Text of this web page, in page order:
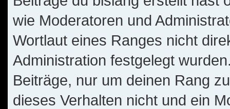
wie Moderatoren und
Wortlaut eines Ranges nicht
Administration festgelegt
Beiträge, nur um deinen Rang
dieses Verhalten nicht und ein